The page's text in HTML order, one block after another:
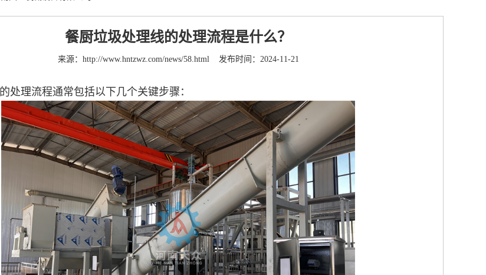
餐厨垃圾处理线的处理流程是什么？
来源： http://www.hntzwz.com/news/58.html 发布时间：2024-11-21
的处理流程通常包括以下几个关键步骤：